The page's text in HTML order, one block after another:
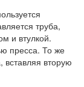
труба,
и втулкой.
пресса. То же
вставляя вторую